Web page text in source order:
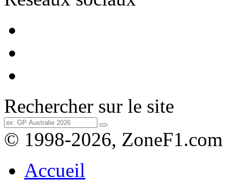
Rechercher sur le site
© 1998-2026, ZoneF1.com
Accueil